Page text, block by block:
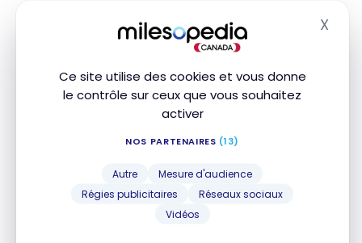
Ce site utilise des cookies et vous donne
le contrôle sur ceux que vous souhaitez
activer
NOS PARTENAIRES (13)
Autre
Mesure d'audience
Régies publicitaires
Réseaux sociaux
Vidéos
X
Autres assurances
NOM DE
L'ASSURANCE
INCLUS MONTANT